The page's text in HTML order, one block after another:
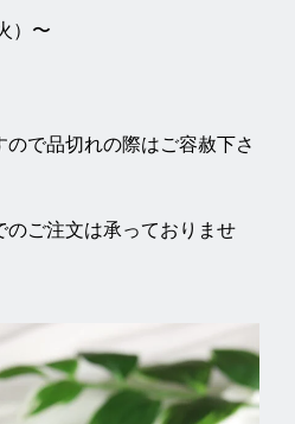
）〜
で品切れの際はご容赦下さ
ご注文は承っておりませ